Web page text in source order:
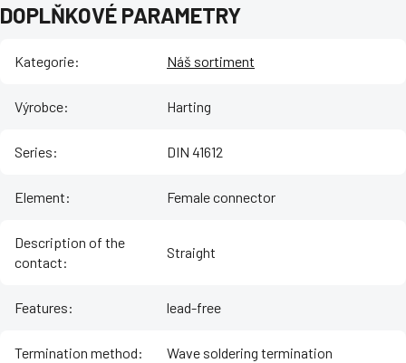
DOPLŇKOVÉ PARAMETRY
Kategorie: Náš sortiment
Výrobce: Harting
Series: DIN 41612
Element: Female connector
Description of the
contact:
Straight
Features: lead-free
Termination method: Wave soldering termination